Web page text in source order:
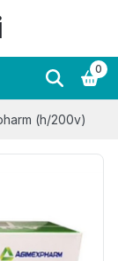
0
(h/200v)